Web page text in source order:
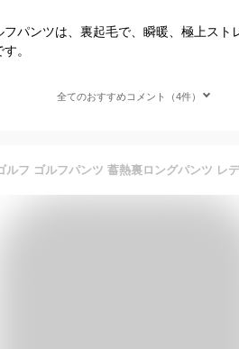
パンツは、裏起毛で、瞬暖、極上スト
。
全てのおすすめコメント（4件）
ルフ ゴルフパンツ 蓄熱裏ロングパンツ レ